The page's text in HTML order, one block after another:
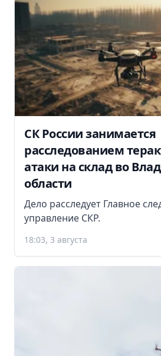
СК России занимается
расследованием
атаки на склад во
области
Дело расследует Главное
управление СКР.
18:03, 3 августа